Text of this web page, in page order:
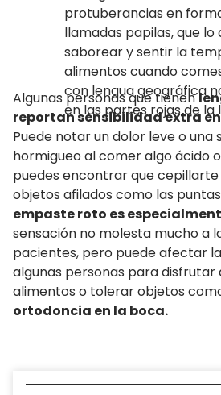
protuberancias en
llamadas papilas, que lo
saborear y sentir la
alimentos cuando
con lengua geográfica
en las partes rojas de la
Algunas personas que tienen
reportan sensibilidad extra
Puede notar un dolor leve o una
hormigueo al comer algo ácido
puedes encontrar que
objetos afilados como las
empaste roto es
sensación no molesta mucho a
pacientes, pero puede afectar
algunas personas para disfrutar
alimentos o tolerar objetos
ortodoncia en la boca.